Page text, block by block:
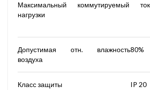
Максимальный коммутируемый ток
нагрузки
Допустимая отн. влажность
воздуха
80%
Класс защиты IP 20